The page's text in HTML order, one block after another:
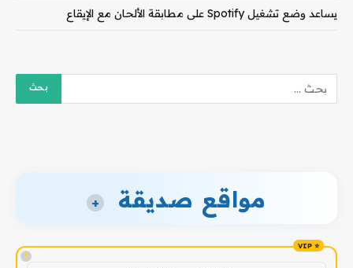
يساعد وضع تشغيل Spotify على مطابقة الألحان مع الإيقاع
مواقع صديقة +
!